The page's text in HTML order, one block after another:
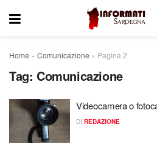
Home » Comunicazione » Pagina 2
Tag: Comunicazione
Videocamera o
DI REDAZIONE